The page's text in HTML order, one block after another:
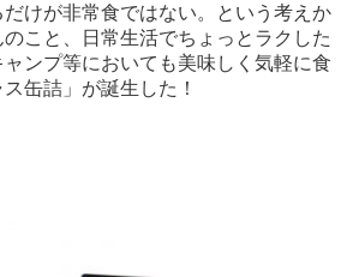
けが非常食ではない。という考えか
こと、日常生活でちょっとラクした
ンプ等においても美味しく気軽に食
缶詰」が誕生した！